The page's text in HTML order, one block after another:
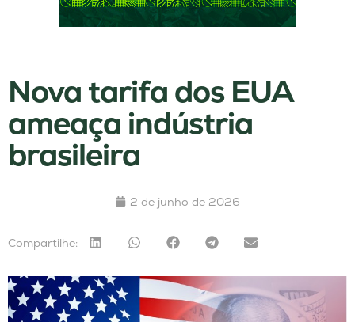
Nova tarifa dos EUA
ameaça indústria
brasileira
2 de junho de 2026
Compartilhe: